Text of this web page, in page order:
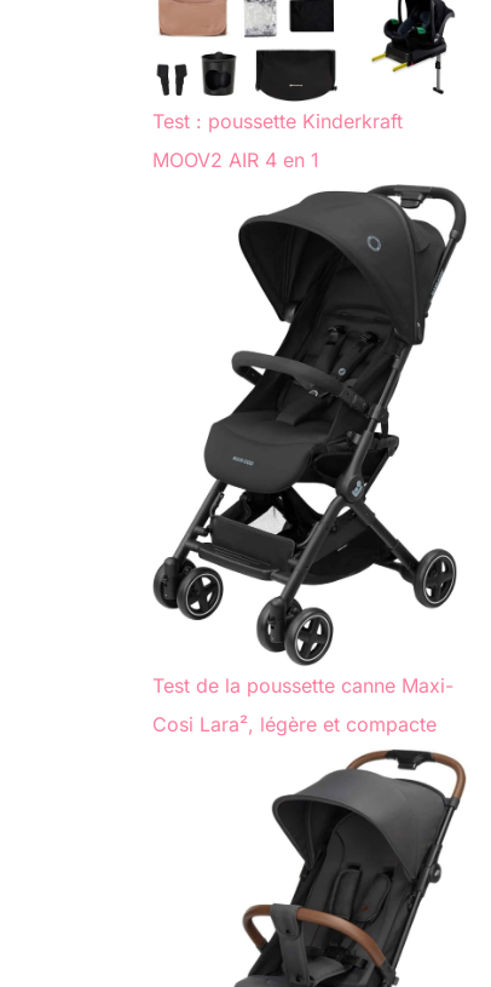
Test : poussette Kinderkraft
MOOV2 AIR 4 en 1
Test de la poussette canne Maxi-
Cosi Lara², légère et compacte